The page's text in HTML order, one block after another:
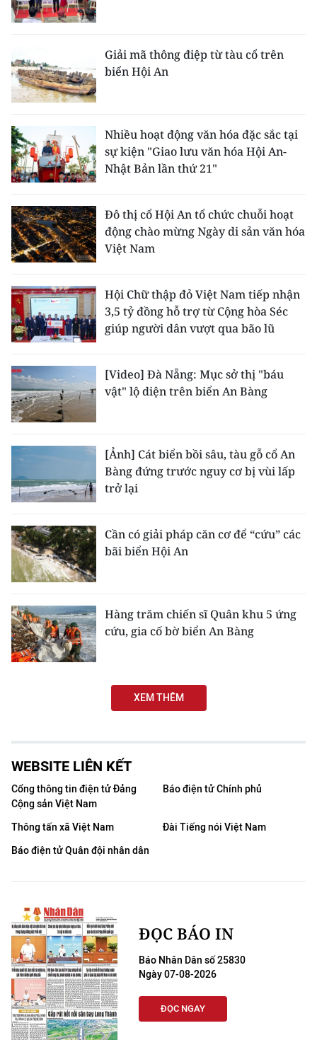
MUA BÁO
ENGLISH
中文
FRANÇAIS
ESPAÑOL
Giải mã thông điệp từ tàu cổ trên
biển Hội An
Nhiều hoạt động văn hóa đặc sắc tại
sự kiện "Giao lưu văn hóa Hội An-
Nhật Bản lần thứ 21"
Đô thị cổ Hội An tổ chức chuỗi hoạt
động chào mừng Ngày di sản văn hóa
Việt Nam
Hội Chữ thập đỏ Việt Nam tiếp nhận
3,5 tỷ đồng hỗ trợ từ Cộng hòa Séc
giúp người dân vượt qua bão lũ
[Video] Đà Nẵng: Mục sở thị "báu
vật" lộ diện trên biển An Bàng
[Ảnh] Cát biển bồi sâu, tàu gỗ cổ An
Bàng đứng trước nguy cơ bị vùi lấp
trở lại
Cần có giải pháp căn cơ để “cứu” các
bãi biển Hội An
Hàng trăm chiến sĩ Quân khu 5 ứng
cứu, gia cố bờ biển An Bàng
XEM THÊM
WEBSITE LIÊN KẾT
Cổng thông tin điện tử Đảng
Cộng sản Việt Nam
Báo điện tử Chính phủ
Thông tấn xã Việt Nam
Đài Tiếng nói Việt Nam
Báo điện tử Quân đội nhân dân
ĐỌC BÁO IN
Báo Nhân Dân số 25830
Ngày 07-08-2026
ĐỌC NGAY